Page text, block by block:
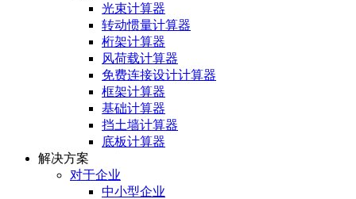
光束计算器
转动惯量计算器
桁架计算器
风荷载计算器
免费连接设计计算器
框架计算器
基础计算器
挡土墙计算器
底板计算器
解决方案
对于企业
中小型企业